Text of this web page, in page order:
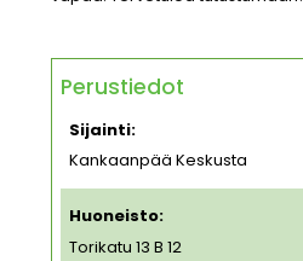
Perustiedot
Sijainti:
Kankaanpää Keskusta
Huoneisto:
Torikatu 13 B 12